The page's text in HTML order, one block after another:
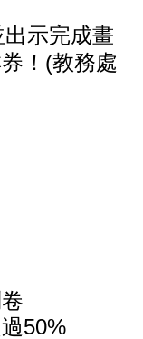
示完成畫
！(教務處
50%